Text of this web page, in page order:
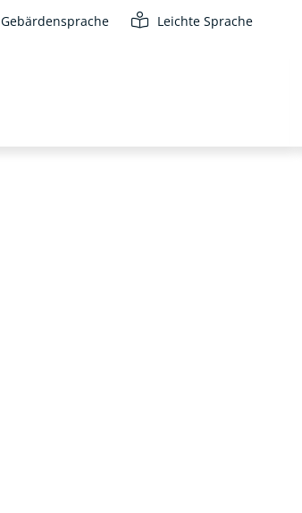
Gebärdensprache Leichte Sprache